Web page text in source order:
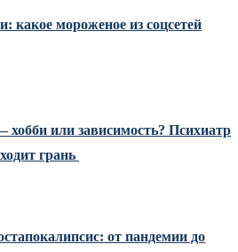
какое мороженое из соцсетей
хобби или зависимость? Психиатр
грань
от пандемии до